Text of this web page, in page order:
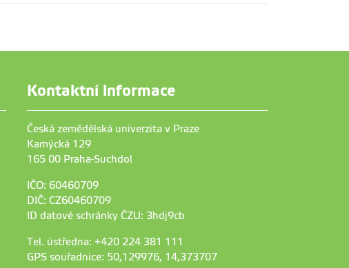
Kontaktní informace
Česká zemědělská univerzita v Praze
Kamýcká 129
165 00 Praha-Suchdol
IČO: 60460709
DIČ: CZ60460709
ID datové schránky ČZU: 3hdj9cb
Tel. ústředna: +420 224 381 111
GPS souřadnice: 50,129976, 14,373707